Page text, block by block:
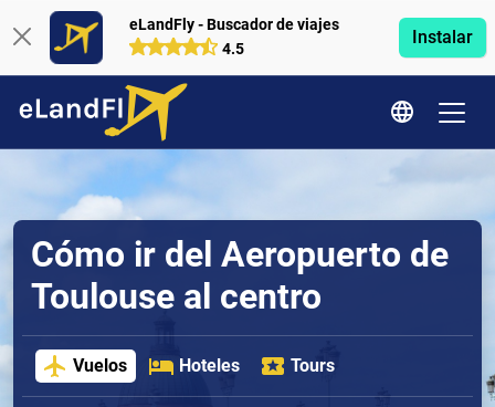
eLandFly - Buscador de viajes
4.5
Instalar
Cómo ir del Aeropuerto de
Toulouse al centro
Vuelos Hoteles Tours